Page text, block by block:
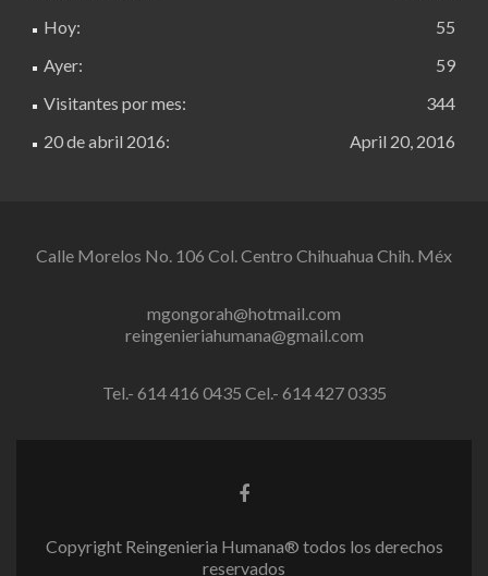
55
Hoy:
59
Ayer:
344
Visitantes por mes:
April 20, 2016
20 de abril 2016:
Calle Morelos No. 106 Col. Centro Chihuahua Chih. Méx
mgongorah@hotmail.com
reingenieriahumana@gmail.com
Tel.- 614 416 0435 Cel.- 614 427 0335
Facebook
Copyright Reingenieria Humana® todos los derechos
reservados